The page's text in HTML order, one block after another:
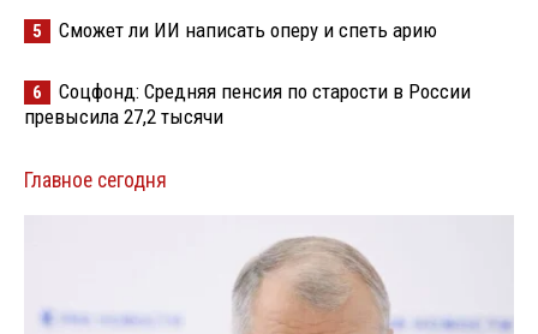
5 Сможет ли ИИ написать оперу и спеть арию
6
Соцфонд: Средняя пенсия по старости в России
превысила 27,2 тысячи
Главное сегодня